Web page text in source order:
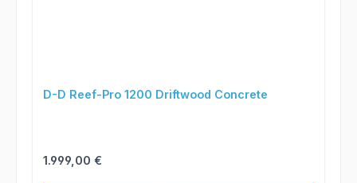
D-D Reef-Pro 1200 Driftwood Concrete
Regulärer Preis:
1.999,00 €